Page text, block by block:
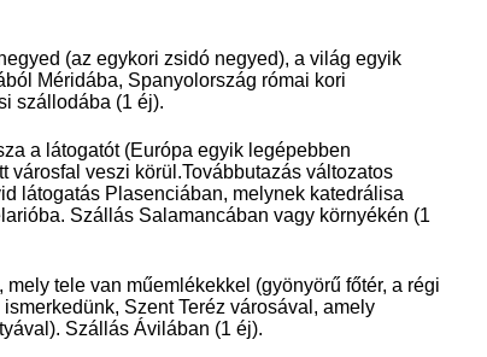
(az egykori zsidó negyed), a világ egyik
Méridába, Spanyolország római kori
szállodába (1 éj).
a látogatót (Európa egyik legépebben
városfal veszi körül.Továbbutazás változatos
látogatás Plasenciában, melynek katedrálisa
Szállás Salamancában vagy környékén (1
tele van műemlékekkel (gyönyörű főtér, a régi
Szent Teréz városával, amely
Szállás Ávilában (1 éj).